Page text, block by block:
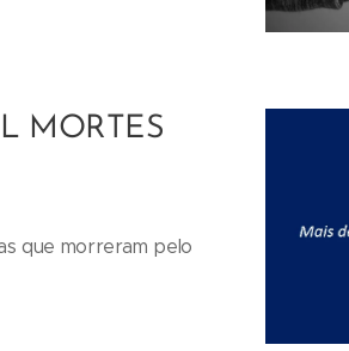
MORTES
que morreram pelo